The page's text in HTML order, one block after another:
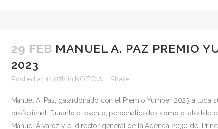
29 FEB MANUEL A. PAZ PREMIO
2023
Posted at 11:07h in NOTICIA Share
Manuel A. Paz, galardonado con el Premio Yumper 2023 a toda
profesional. Durante el evento, personalidades como el alcalde
Manuel Álvarez y el director general de la Agenda 2030 del